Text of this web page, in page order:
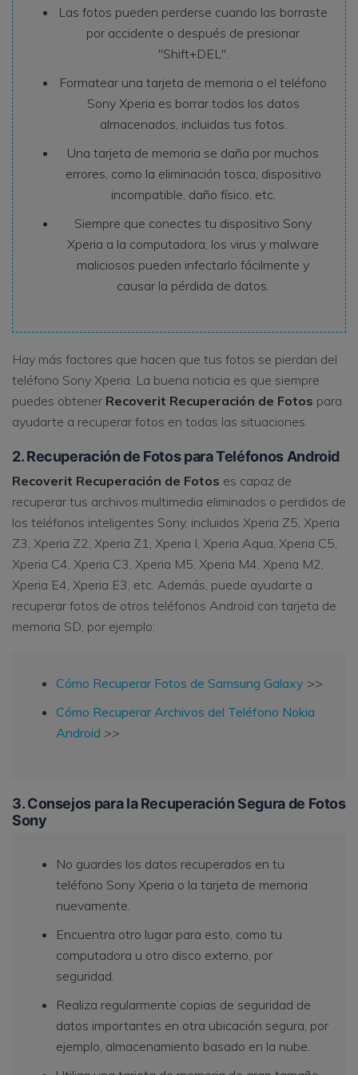
Las fotos pueden perderse cuando las borraste
por accidente o después de presionar
"Shift+DEL".
Formatear una tarjeta de memoria o el teléfono
Sony Xperia es borrar todos los datos
almacenados, incluidas tus fotos.
Una tarjeta de memoria se daña por muchos
errores, como la eliminación tosca, dispositivo
incompatible, daño físico, etc.
Siempre que conectes tu dispositivo Sony
Xperia a la computadora, los virus y malware
maliciosos pueden infectarlo fácilmente y
causar la pérdida de datos.
Hay más factores que hacen que tus fotos se pierdan del
teléfono Sony Xperia. La buena noticia es que siempre
puedes obtener Recoverit Recuperación de Fotos para
ayudarte a recuperar fotos en todas las situaciones.
2. Recuperación de Fotos para Teléfonos Android
Recoverit Recuperación de Fotos es capaz de
recuperar tus archivos multimedia eliminados o perdidos de
los teléfonos inteligentes Sony, incluidos Xperia Z5, Xperia
Z3, Xperia Z2, Xperia Z1, Xperia I, Xperia Aqua, Xperia C5,
Xperia C4, Xperia C3, Xperia M5, Xperia M4, Xperia M2,
Xperia E4, Xperia E3, etc. Además, puede ayudarte a
recuperar fotos de otros teléfonos Android con tarjeta de
memoria SD, por ejemplo:
Cómo Recuperar Fotos de Samsung Galaxy >>
Cómo Recuperar Archivos del Teléfono Nokia
Android >>
3. Consejos para la Recuperación Segura de Fotos
Sony
No guardes los datos recuperados en tu
teléfono Sony Xperia o la tarjeta de memoria
nuevamente.
Encuentra otro lugar para esto, como tu
computadora u otro disco externo, por
seguridad.
Realiza regularmente copias de seguridad de
datos importantes en otra ubicación segura, por
ejemplo, almacenamiento basado en la nube.